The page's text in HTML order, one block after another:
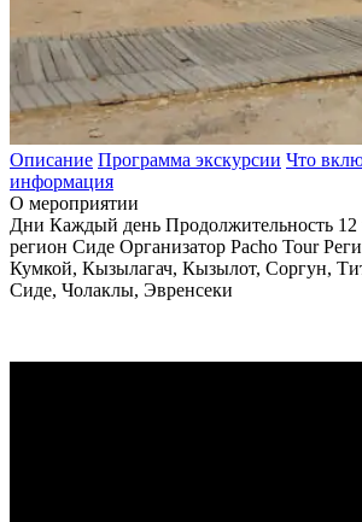
Описание Программа экскурсии Что
информация
О мероприятии
Дни Каждый день Продолжительность 12
регион Сиде Организатор Pacho Tour
Кумкой, Кызылагач, Кызылот, Соргун,
Сиде, Чолаклы, Эвренсеки